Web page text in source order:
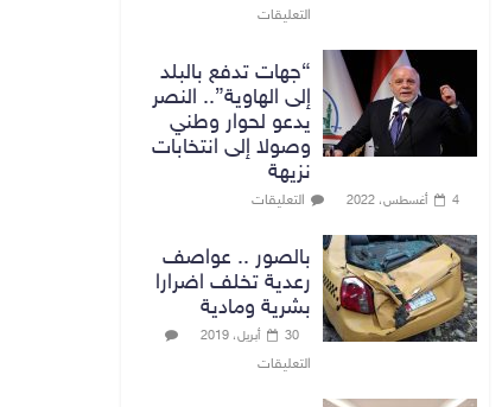
التعليقات
“جهات تدفع بالبلد
إلى الهاوية”.. النصر
يدعو لحوار وطني
وصولا إلى انتخابات
نزيهة
4 أغسطس، 2022 التعليقات
بالصور .. عواصف
رعدية تخلف اضرارا
بشرية ومادية
30 أبريل، 2019
التعليقات